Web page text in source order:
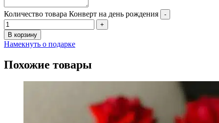
Количество товара Конверт на день рождения
-
+
В корзину
Намекнуть о подарке
Похожие товары